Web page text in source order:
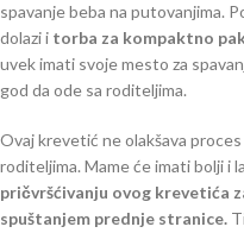
spavanje beba na putovanjima.
dolazi i torba za kompaktno
uvek imati svoje mesto za
god da ode sa roditeljima.
Ovaj krevetić ne olakšava
roditeljima. Mame će imati bolji i
pričvršćivanju ovog krevetića
spuštanjem prednje stranice.